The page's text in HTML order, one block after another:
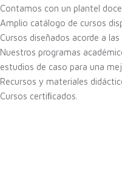
Contamos con un plantel
Amplio catálogo de cursos
Cursos diseñados acorde a
Nuestros programas
estudios de caso para una
Recursos y materiales
Cursos certiﬁcados.